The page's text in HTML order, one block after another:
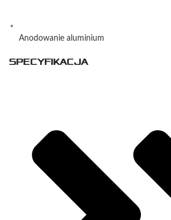
Anodowanie aluminium
SPECYFIKACJA